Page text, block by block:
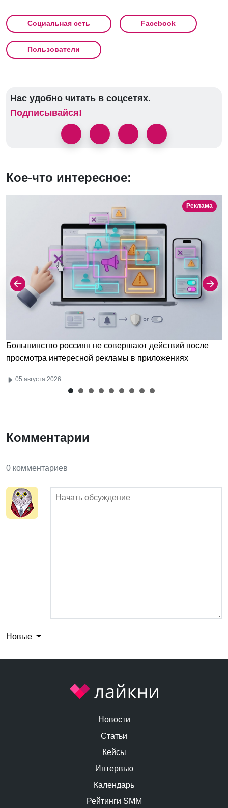
Социальная сеть Facebook
Пользователи
Нас удобно читать в соцсетях.
Подписывайся!
Кое-что интересное:
Реклама
Большинство россиян не совершают действий после
просмотра интересной рекламы в приложениях
05 августа 2026
Комментарии
0 комментариев
Новые
Новости
Статьи
Кейсы
Интервью
Календарь
Рейтинги SMM